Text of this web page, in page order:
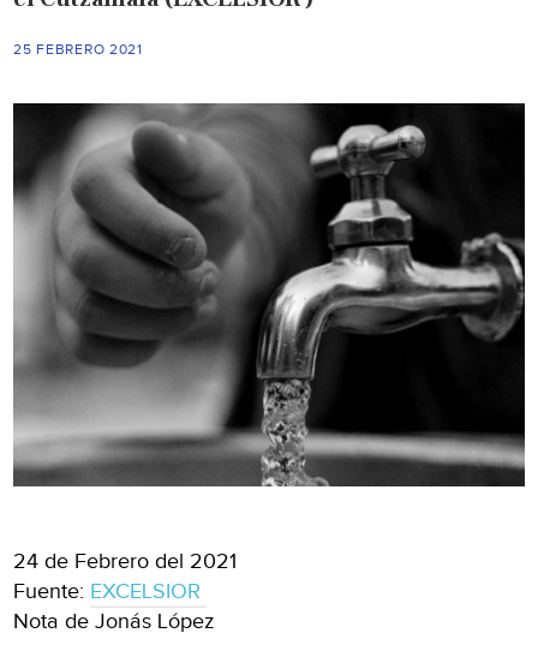
25 FEBRERO 2021
24 de Febrero del 2021
Fuente: EXCELSIOR
Nota de Jonás López